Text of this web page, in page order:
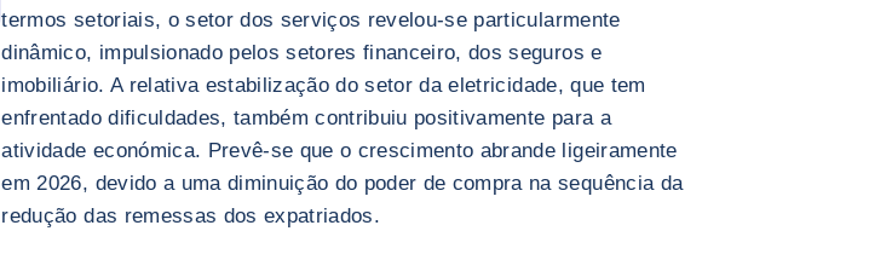
termos setoriais, o setor dos serviços revelou-se particularmente
dinâmico, impulsionado pelos setores financeiro, dos seguros e
imobiliário. A relativa estabilização do setor da eletricidade, que tem
enfrentado dificuldades, também contribuiu positivamente para a
atividade económica. Prevê-se que o crescimento abrande ligeiramente
em 2026, devido a uma diminuição do poder de compra na sequência da
redução das remessas dos expatriados.